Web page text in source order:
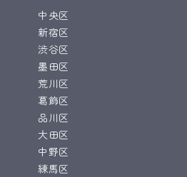
中央区
新宿区
渋谷区
墨田区
荒川区
葛飾区
品川区
大田区
中野区
練馬区